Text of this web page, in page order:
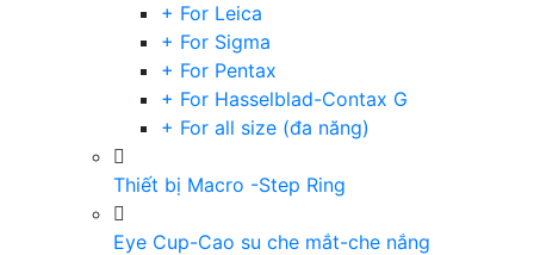
+ For Leica
+ For Sigma
+ For Pentax
+ For Hasselblad-Contax G
+ For all size (đa năng)
Thiết bị Macro -Step Ring
Eye Cup-Cao su che mắt-che nắng